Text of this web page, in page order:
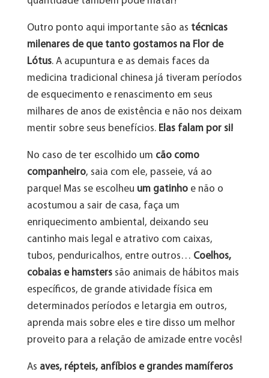
Outro ponto aqui importante são as técnicas
milenares de que tanto gostamos na Flor de
Lótus. A acupuntura e as demais faces da
medicina tradicional chinesa já tiveram períodos
de esquecimento e renascimento em seus
milhares de anos de existência e não nos deixam
mentir sobre seus benefícios. Elas falam por si!
No caso de ter escolhido um cão como
companheiro, saia com ele, passeie, vá ao
parque! Mas se escolheu um gatinho e não o
acostumou a sair de casa, faça um
enriquecimento ambiental, deixando seu
cantinho mais legal e atrativo com caixas,
tubos, penduricalhos, entre outros… Coelhos,
cobaias e hamsterssão animais de hábitos mais
específicos, de grande atividade física em
determinados períodos e letargia em outros,
aprenda mais sobre eles e tire disso um melhor
proveito para a relação de amizade entre vocês!
As aves, répteis, anfíbios e grandes mamíferos